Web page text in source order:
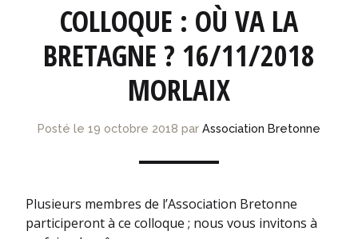
COLLOQUE : OÙ VA LA
BRETAGNE ? 16/11/2018
MORLAIX
Posté le 19 octobre 2018 par Association Bretonne
Plusieurs membres de l’Association Bretonne
participeront à ce colloque ; nous vous invitons à